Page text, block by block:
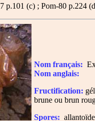
p.101 (c) ; Pom-80 p.224
Nom français:
Nom anglais:
Fructification:
brune ou brun
Spores: